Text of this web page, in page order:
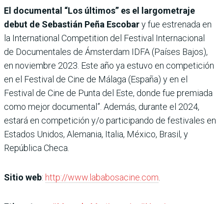
El documental “Los últimos” es el largometraje
debut de Sebastián Peña Escobary fue estrenada en
la International Competition del Festival Internacional
de Documentales de Ámsterdam IDFA (Países Bajos),
en noviembre 2023. Este año ya estuvo en competición
en el Festival de Cine de Málaga (España) y en el
Festival de Cine de Punta del Este, donde fue premiada
como mejor documental”. Además, durante el 2024,
estará en competición y/o participando de festivales en
Estados Unidos, Alemania, Italia, México, Brasil, y
República Checa.
Sitio web: http://www.lababosacine.com